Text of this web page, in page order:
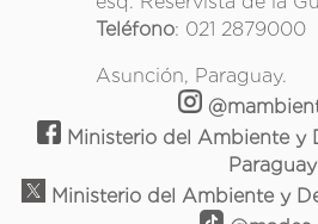
Teléfono: 021 2879000
Asunción, Paraguay.
Ministerio del Ambiente y
Paraguay
Ministerio del Ambiente y